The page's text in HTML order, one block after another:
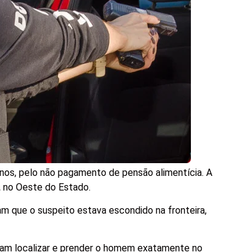
pelo não pagamento de pensão alimentícia. A
Oeste do Estado.
que o suspeito estava escondido na fronteira,
localizar e prender o homem exatamente no